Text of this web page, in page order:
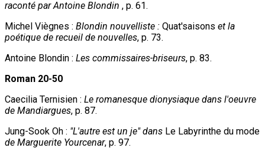
raconté par Antoine Blondin , p. 61.
Michel Viègnes : Blondin nouvelliste : Quat'saisons et la
poétique de recueil de nouvelles, p. 73.
Antoine Blondin : Les commissaires-briseurs, p. 83.
Roman 20-50
Caecilia Ternisien : Le romanesque dionysiaque dans l'oeuvre
de Mandiargues, p. 87.
Jung-Sook Oh : "L'autre est un je" dans Le Labyrinthe du mode
de Marguerite Yourcenar, p. 97.